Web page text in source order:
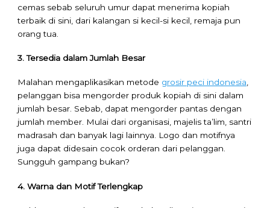
cemas sebab seluruh umur dapat menerima kopiah
terbaik di sini, dari kalangan si kecil-si kecil, remaja pun
orang tua.
3. Tersedia dalam Jumlah Besar
Malahan mengaplikasikan metode grosir peci indonesia,
pelanggan bisa mengorder produk kopiah di sini dalam
jumlah besar. Sebab, dapat mengorder pantas dengan
jumlah member. Mulai dari organisasi, majelis ta’lim, santri
madrasah dan banyak lagi lainnya. Logo dan motifnya
juga dapat didesain cocok orderan dari pelanggan.
Sungguh gampang bukan?
4. Warna dan Motif Terlengkap